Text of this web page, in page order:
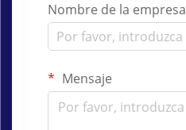
Nombre de la empresa
Mensaje